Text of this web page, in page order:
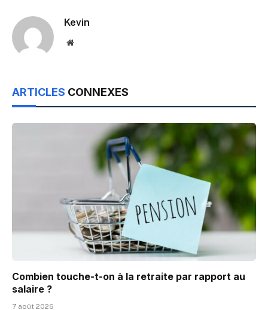
Kevin
Website
ARTICLES CONNEXES
Combien touche-t-on à la retraite par rapport au
salaire ?
7 août 2026